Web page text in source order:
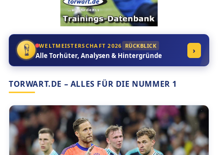
WELTMEISTERSCHAFT 2026 RÜCKBLICK
Alle Torhüter, Analysen & Hintergründe
›
TORWART.DE – ALLES FÜR DIE NUMMER 1